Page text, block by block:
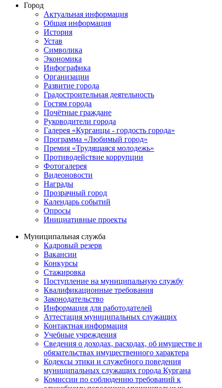
Город
Актуальная информация
Общая информация
История
Устав
Символика
Экономика
Инфографика
Организации
Развитие города
Градостроительная деятельность
Гостям города
Почётные граждане
Руководители города
Галерея «Курганцы - гордость города»
Программа «Любимый город»
Премия «Трудящаяся молодежь»
Противодействие коррупции
Фотогалерея
Видеоновости
Награды
Прозрачный город
Календарь событий
Опросы
Инициативные проекты
Муниципальная служба
Кадровый резерв
Вакансии
Конкурсы
Стажировка
Поступление на муниципальную службу
Квалификационные требования
Законодательство
Информация для работодателей
Аттестация муниципальных служащих
Контактная информация
Учебные учреждения
Сведения о доходах, расходах, об имуществе и
обязательствах имущественного характера
Кодексы этики и служебного поведения
муниципальных служащих города Кургана
Комиссии по соблюдению требований к